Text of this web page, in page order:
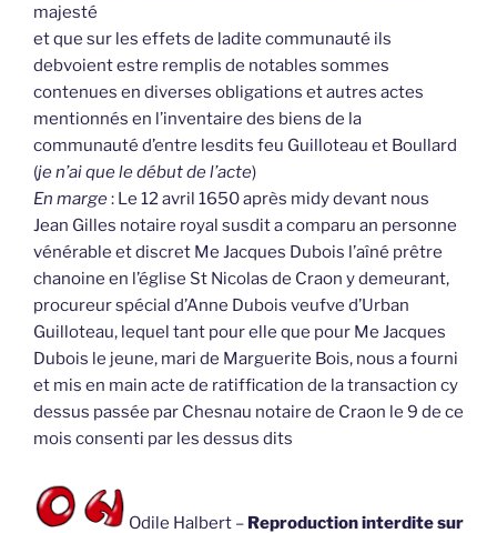
majesté
et que sur les effets de ladite communauté ils
debvoient estre remplis de notables sommes
contenues en diverses obligations et autres actes
mentionnés en l’inventaire des biens de la
communauté d’entre lesdits feu Guilloteau et Boullard
(je n’ai que le début de l’acte)
En marge: Le 12 avril 1650 après midy devant nous
Jean Gilles notaire royal susdit a comparu an personne
vénérable et discret Me Jacques Dubois l’aîné prêtre
chanoine en l’église St Nicolas de Craon y demeurant,
procureur spécial d’Anne Dubois veufve d’Urban
Guilloteau, lequel tant pour elle que pour Me Jacques
Dubois le jeune, mari de Marguerite Bois, nous a fourni
et mis en main acte de ratiffication de la transaction cy
dessus passée par Chesnau notaire de Craon le 9 de ce
mois consenti par les dessus dits
Odile Halbert – Reproduction interdite sur